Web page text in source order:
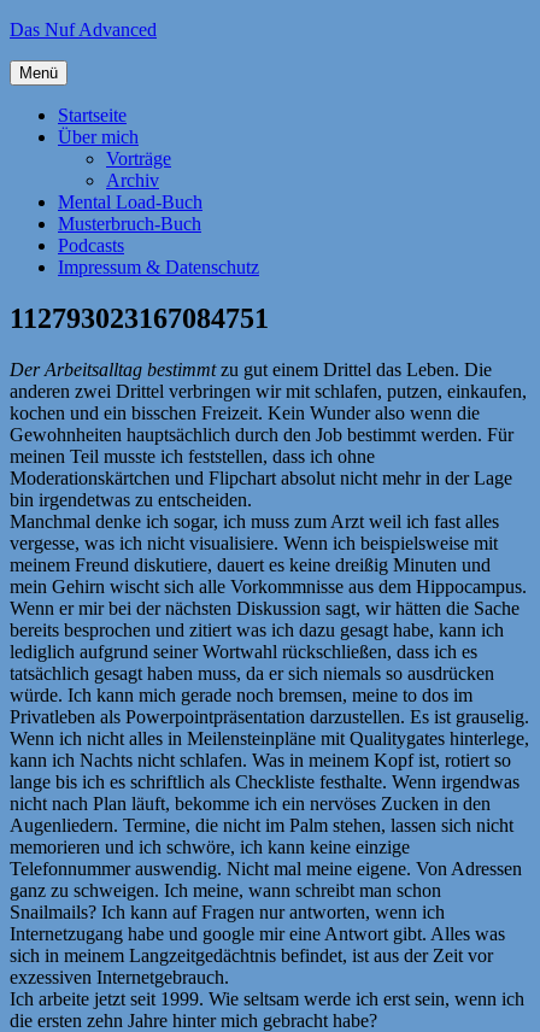
Zum
springen
Das Nuf Advanced
Menü
Startseite
Über mich
Vorträge
Archiv
Mental Load-Buch
Musterbruch-Buch
Podcasts
Impressum & Datenschutz
112793023167084751
Der Arbeitsalltag bestimmtzu gut einem Drittel das Leben. Die
anderen zwei Drittel verbringen wir mit schlafen, putzen, einkaufen,
kochen und ein bisschen Freizeit. Kein Wunder also wenn die
Gewohnheiten hauptsächlich durch den Job bestimmt werden. Für
meinen Teil musste ich feststellen, dass ich ohne
Moderationskärtchen und Flipchart absolut nicht mehr in der Lage
bin irgendetwas zu entscheiden.
Manchmal denke ich sogar, ich muss zum Arzt weil ich fast alles
vergesse, was ich nicht visualisiere. Wenn ich beispielsweise mit
meinem Freund diskutiere, dauert es keine dreißig Minuten und
mein Gehirn wischt sich alle Vorkommnisse aus dem Hippocampus.
Wenn er mir bei der nächsten Diskussion sagt, wir hätten die Sache
bereits besprochen und zitiert was ich dazu gesagt habe, kann ich
lediglich aufgrund seiner Wortwahl rückschließen, dass ich es
tatsächlich gesagt haben muss, da er sich niemals so ausdrücken
würde. Ich kann mich gerade noch bremsen, meine to dos im
Privatleben als Powerpointpräsentation darzustellen. Es ist grauselig.
Wenn ich nicht alles in Meilensteinpläne mit Qualitygates hinterlege,
kann ich Nachts nicht schlafen. Was in meinem Kopf ist, rotiert so
lange bis ich es schriftlich als Checkliste festhalte. Wenn irgendwas
nicht nach Plan läuft, bekomme ich ein nervöses Zucken in den
Augenliedern. Termine, die nicht im Palm stehen, lassen sich nicht
memorieren und ich schwöre, ich kann keine einzige
Telefonnummer auswendig. Nicht mal meine eigene. Von Adressen
ganz zu schweigen. Ich meine, wann schreibt man schon
Snailmails? Ich kann auf Fragen nur antworten, wenn ich
Internetzugang habe und google mir eine Antwort gibt. Alles was
sich in meinem Langzeitgedächtnis befindet, ist aus der Zeit vor
exzessiven Internetgebrauch.
Ich arbeite jetzt seit 1999. Wie seltsam werde ich erst sein, wenn ich
die ersten zehn Jahre hinter mich gebracht habe?